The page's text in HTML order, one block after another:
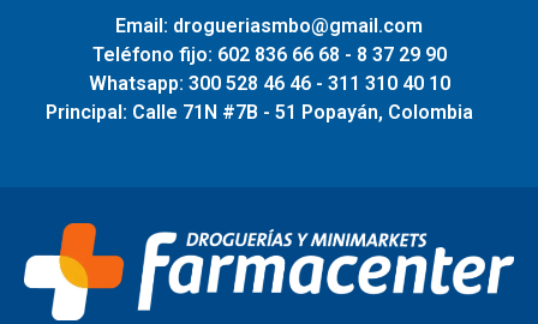
Email: drogueriasmbo@gmail.com
Teléfono fijo: 602 836 66 68 - 8 37 29 90
Whatsapp: 300 528 46 46 - 311 310 40 10
Principal: Calle 71N #7B - 51 Popayán, Colombia